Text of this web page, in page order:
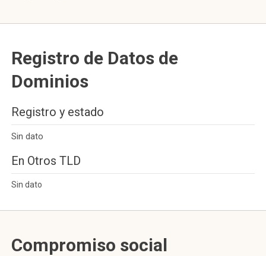
Registro de Datos de
Dominios
Registro y estado
Sin dato
En Otros TLD
Sin dato
Compromiso social